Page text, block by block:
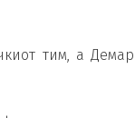
тим, а Демар